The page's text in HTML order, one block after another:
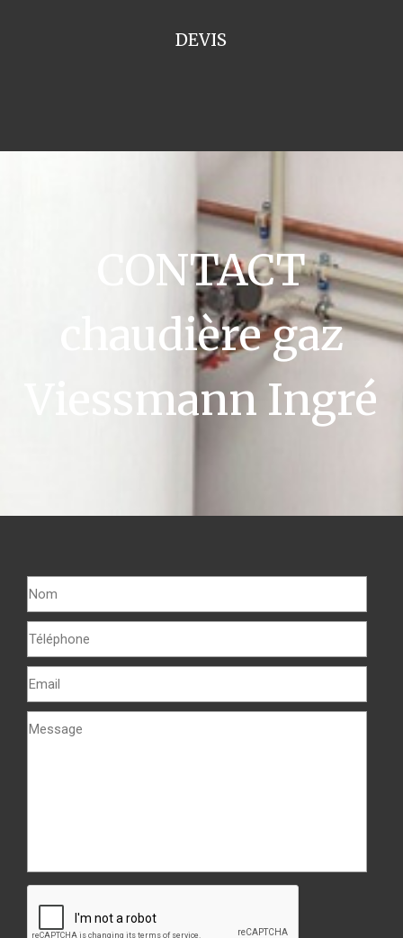
DEVIS
CONTACT
chaudière gaz
Viessmann Ingré